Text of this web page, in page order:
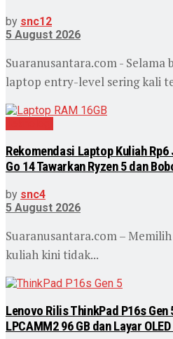
by snc12
5 August 2026
Suaranusantara.com -
laptop entry-level sering kali
Rekomendasi Laptop Kuliah
Go 14 Tawarkan Ryzen 5 dan
by snc4
5 August 2026
Suaranusantara.com –
kuliah kini tidak...
Lenovo Rilis ThinkPad P16s Gen
LPCAMM2 96 GB dan Layar